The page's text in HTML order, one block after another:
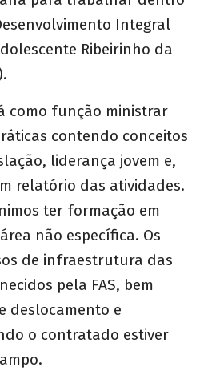
Integral
Ribeirinho da
como função ministrar
contendo conceitos
liderança jovem e,
relatório das atividades.
ter formação em
não específica. Os
de infraestrutura das
pela FAS, bem
deslocamento e
o contratado estiver